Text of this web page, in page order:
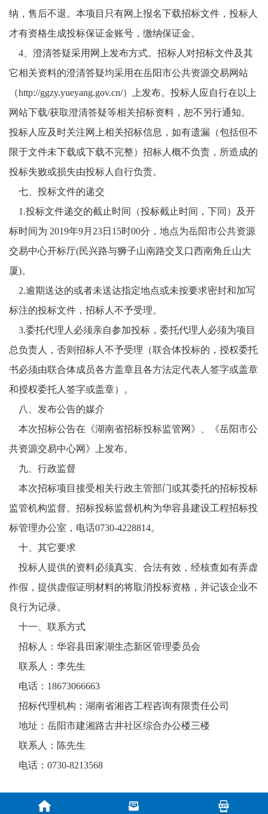
纳 ，售后不退 。本项目只有网上报名下载招标文件，投标人
才有资格生成投标保证金账号，缴纳保证金。
4
澄清答疑采用网上发布方式。招标人对招标文件及其
它相关资料的澄清答疑均采用在岳阳市公共资源交易网站
（http://ggzy.yueyang.gov.cn/）上发布。投标人应自行在以上
网站下载/获取澄清答疑等相关招标资料，恕不另行通知。
投标人应及时关注网上相关招标信息，如有遗漏（包括但不
限于文件未下载或下载不完整）招标人概不负责，所造成的
投标失败或损失由投标人自行负责。
七
投标文件的递交
1.投标文件递交的截止时间（投标截止时间，下同）及开
标时间为 2019年9月 23日 15时00分，地点为岳阳市公共资源
交易中心开标厅(民兴路与狮子山南路交叉口西南角丘山大
厦)。
2.逾期送达的或者未送达指定地点或未按要求密封和加写
标注的投标文件，招标人不予受理。
3.委托代理人必须亲自参加投标，委托代理人必须为项目
总负责人，否则招标人不予受理（联合体投标的，授权委托
书必须由联合体成员各方盖章且各方法定代表人签字或盖章
和授权委托人签字或盖章）。
八
发布公告的媒介
本次招标公告在《湖南省招标投标监管网》、《岳阳市公
共资源交易中心网》上发布。
九
行政监督
本次招标项目接受相关行政主管部门或其委托的招标投标
监管机构监督。招标投标监督机构为华容县建设工程招标投
标管理办公室，电话0730-4228814。
十
其它要求
投标人提供的资料必须真实、合法有效，经核查如有弄虚
作假，提供虚假证明材料的将取消投标资格，并记该企业不
良行为记录。
十一
联系方式
招标人： 华容县田家湖生态新区管理委员会
联系人： 李先生
电话： 18673066663
招标代理机构： 湖南省湘咨工程咨询有限责任公司
地址： 岳阳市建湘路古井社区综合办公楼三楼
联系人： 陈先生
电话： 0730-8213568